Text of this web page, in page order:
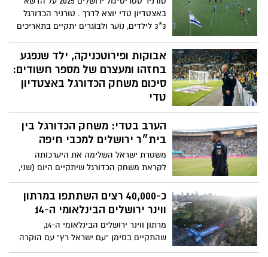
באצטדיון טדי יוצא לדרך . טורניר הכדורגל
3*3 לילדים, נוער ולבוגרים יתקיים בתאריכים
אבוקות ופירוטכניקה, ילד שנפגע
בחזהו ומעצרם של מספר חשודים:
סיכום משחק הכדורגל באצטדיון
טדי
למרות אכיפה מוגברת מצד המשטרה
והחרמה של מאות אבוקות לפני המשחק,
חשודים הצליחו להדליק אבוקות במהלך
המשחק. האירוע גרם לעצירת המשחק
ולתחושות מתוחות ביציעים וילד בן 8 ששהה
הערב בטדי: משחק הכדורגל בין
בית״ר ירושלים למכבי חיפה
משטרת ישראל השלימה את היערכותה
לקראת משחק הכדורגל שיתקיים היום (שני,
20:30) באצטדיון טדי בירושלים, בין הקבוצות
בית"ר ירושלים ומכבי חיפה.
כ-40,000 רצים השתתפו במרתון
ווינר ירושלים הבינלאומי ה-14
מרתון ווינר ירושלים הבינלאומי ה-14,
שהתקיים בסימן "עם ישראל רץ" עם הוקרה
והצדעה לצה"ל ולכוחות הביטחון וההצלה,